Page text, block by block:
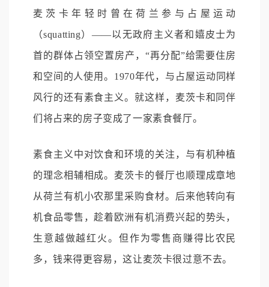
麦茨卡年轻时曾在荷兰参与占屋运动
（squatting）——以无政府主义者和嬉皮士为
首的群体占领空置房产，“再分配”给需要住房
和空间的人使用。1970年代，与占屋运动同样
风行的还有素食主义。就这样，麦茨卡和同伴
们将占来的房子变成了一家素食餐厅。
素食主义中对饮食和环境的关注，与有机种植
的理念相辅相成。麦茨卡的餐厅也顺理成章地
从荷兰有机小农那里采购食材。后来他转向有
机食品零售，趁着欧洲有机消费兴起的势头，
生意越做越红火。但作为零售商赚得比农民
多，钱来得更容易，这让麦茨卡很过意不去。